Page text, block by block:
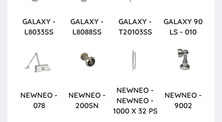
GALAXY -
L8033SS
GALAXY -
L8088SS
GALAXY -
T20103SS
GALAXY 90
LS - 010
NEWNEO -
078
NEWNEO -
200SN
NEWNEO -
NEWNEO -
1000 X 32 PS
NEWNEO -
9002